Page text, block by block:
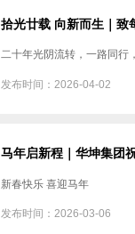
拾光廿载 向新而生｜致
二十年光阴流转，一路同行
发布时间：2026-04-02
马年启新程｜华坤集团
新春快乐 喜迎马年
发布时间：2026-03-06